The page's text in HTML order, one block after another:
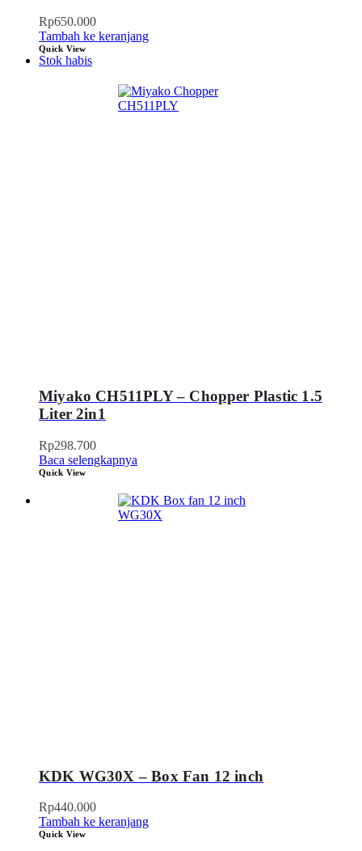
Rp650.000
Tambah ke keranjang
Quick View
Stok habis
Miyako CH511PLY – Chopper Plastic 1.5
Liter 2in1
Rp298.700
Baca selengkapnya
Quick View
KDK WG30X – Box Fan 12 inch
Rp440.000
Tambah ke keranjang
Quick View